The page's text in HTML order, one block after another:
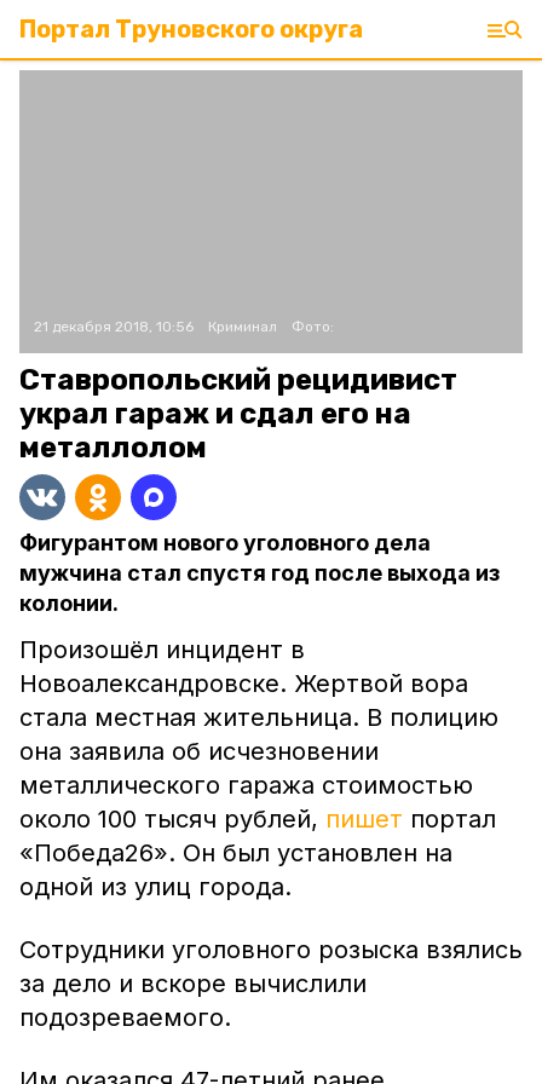
Портал Труновского округа
21 декабря 2018, 10:56 Криминал Фото:
Ставропольский рецидивист
украл гараж и сдал его на
металлолом
Фигурантом нового уголовного дела
мужчина стал спустя год после выхода из
колонии.
Произошёл инцидент в
Новоалександровске. Жертвой вора
стала местная жительница. В полицию
она заявила об исчезновении
металлического гаража стоимостью
около 100 тысяч рублей, пишет портал
«Победа26». Он был установлен на
одной из улиц города.
Сотрудники уголовного розыска взялись
за дело и вскоре вычислили
подозреваемого.